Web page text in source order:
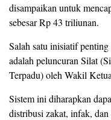
disampaikan untuk
sebesar Rp 43 triliunan.
Salah satu inisiatif
adalah peluncuran Silat
Terpadu) oleh Wakil
Sistem ini diharapkan
distribusi zakat, infak,